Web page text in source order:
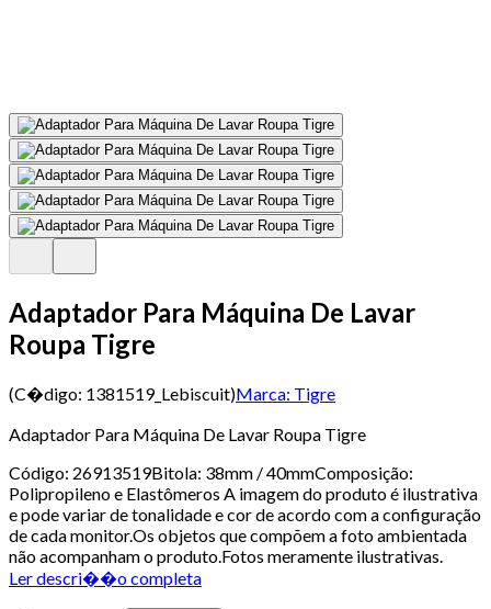
Adaptador Para Máquina De Lavar
Roupa Tigre
(C�digo: 1381519_Lebiscuit)Marca: Tigre
Adaptador Para Máquina De Lavar Roupa Tigre
Código: 26913519Bitola: 38mm / 40mmComposição:
Polipropileno e Elastômeros A imagem do produto é ilustrativa
e pode variar de tonalidade e cor de acordo com a configuração
de cada monitor.Os objetos que compõem a foto ambientada
não acompanham o produto.Fotos meramente ilustrativas.
Ler descri��o completa